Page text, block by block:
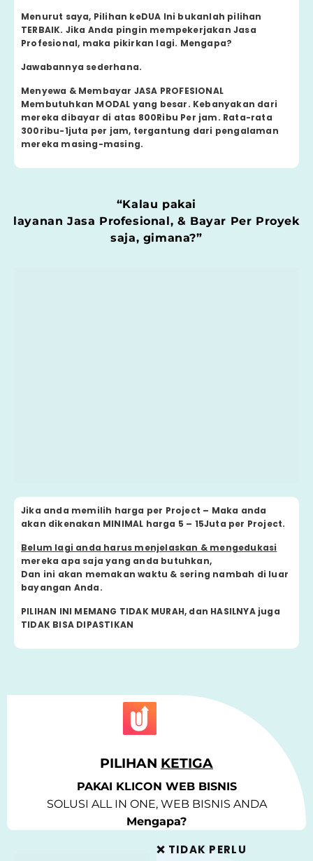
Menurut saya, Pilihan keDUA Ini bukanlah pilihan
TERBAIK. Jika Anda pingin mempekerjakan Jasa
Profesional, maka pikirkan lagi. Mengapa?
Jawabannya sederhana.
Menyewa & Membayar JASA PROFESIONAL
Membutuhkan MODAL yang besar. Kebanyakan dari
mereka dibayar di atas 800Ribu Per jam. Rata-rata
300ribu-1juta per jam, tergantung dari pengalaman
mereka masing-masing.
“Kalau pakai
layanan Jasa Profesional, & Bayar Per Proyek
saja, gimana?”
Jika anda memilih harga per Project – Maka anda
akan dikenakan MINIMAL harga 5 – 15Juta per Project.
Belum lagi anda harus menjelaskan & mengedukasi
mereka apa saja yang anda butuhkan,
Dan ini akan memakan waktu & sering nambah di luar
bayangan Anda.
PILIHAN INI MEMANG TIDAK MURAH, dan HASILNYA juga
TIDAK BISA DIPASTIKAN
PILIHAN KETIGA
PAKAI KLICON WEB BISNIS
SOLUSI ALL IN ONE, WEB BISNIS ANDA
Mengapa?
❌ TIDAK PERLU